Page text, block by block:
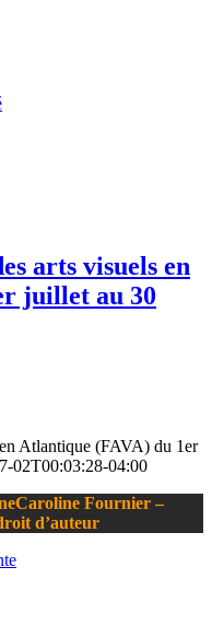
arts visuels en
juillet au 30
Atlantique (FAVA) du 1er
02T00:03:28-04:00
Fournier –
d’auteur